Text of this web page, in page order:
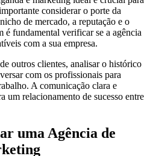
considerar o porte da
de mercado, a reputação e o
é fundamental verificar se a agência
com a sua empresa.
outros clientes, analisar o histórico
com os profissionais para
A comunicação clara e
um relacionamento de sucesso entre
uma Agência de